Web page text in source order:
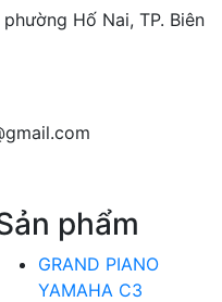
Hố Nai, TP. Biên
phẩm
GRAND PIANO
YAMAHA C3